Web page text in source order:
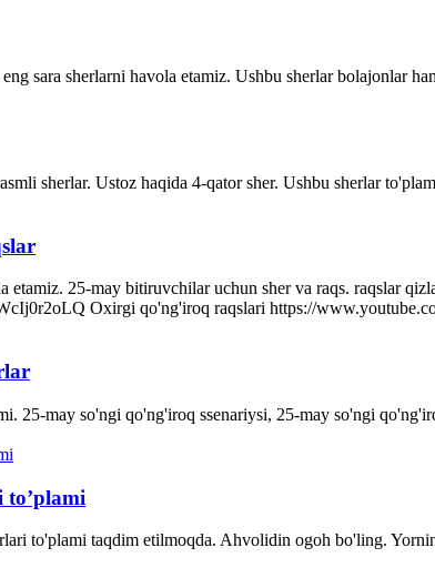
sara sherlarni havola etamiz. Ushbu sherlar bolajonlar
sherlar. Ustoz haqida 4-qator sher. Ushbu sherlar
etamiz. 25-may bitiruvchilar uchun sher va raqs. raqslar
Oxirgi qo'ng'iroq raqslari https://
25-may so'ngi qo'ng'iroq ssenariysi, 25-may so'ngi
to’plami
to'plami taqdim etilmoqda. Ahvolidin ogoh bo'ling.